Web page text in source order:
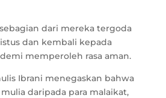
dari mereka tergoda
dan kembali kepada
memperoleh rasa aman.
Ibrani menegaskan bahwa
daripada para malaikat,